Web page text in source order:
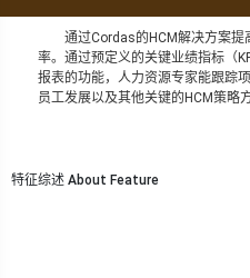
通过Cordas的HCM解决方案
率。通过预定义的关键业绩指标（
报表的功能，人力资源专家能跟踪
员工发展以及其他关键的HCM策略
特征综述 About Feature